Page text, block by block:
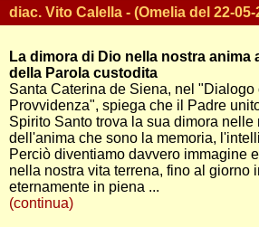
diac. Vito Calella - (Omelia del 22-05-
La dimora di Dio nella nostra anima
della Parola custodita
Santa Caterina de Siena, nel "Dialogo
Provvidenza", spiega che il Padre
Spirito Santo trova la sua dimora nelle
dell'anima che sono la memoria,
Perciò diventiamo davvero immagine
nella nostra vita terrena, fino al giorno
eternamente in piena ...
(continua)